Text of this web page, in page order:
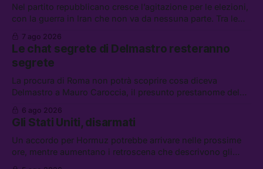
Nel partito repubblicano cresce l’agitazione per le elezioni,
con la guerra in Iran che non va da nessuna parte. Tra le
lavoro, Schlein prova a mettere in sicurezza la coalizione, e
che cos’è lo “Spiralismo,” la religione degli agenti IA
7 ago 2026
Le chat segrete di Delmastro resteranno
segrete
La procura di Roma non potrà scoprire cosa diceva
Delmastro a Mauro Caroccia, il presunto prestanome del
attacchi in Libano, il governo chiederà 36 miliardi di
flessibilità in armi e energia, e Grokipedia è già stata
abbandonata
6 ago 2026
Gli Stati Uniti, disarmati
Un accordo per Hormuz potrebbe arrivare nelle prossime
ore, mentre aumentano i retroscena che descrivono gli